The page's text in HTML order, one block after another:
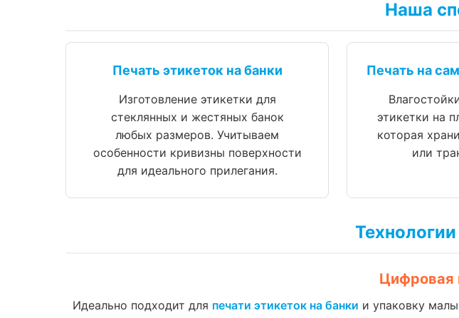
Наша
Печать этикеток на банки
Изготовление этикетки для
стеклянных и жестяных банок
любых размеров. Учитываем
особенности кривизны поверхности
для идеального прилегания.
Печать на
этикетки на
которая
или
Цифровая
Идеально подходит для печати этикеток на банки и упаковку